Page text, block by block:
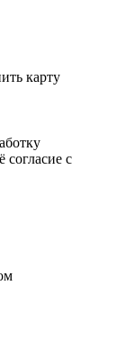
карту
согласие с